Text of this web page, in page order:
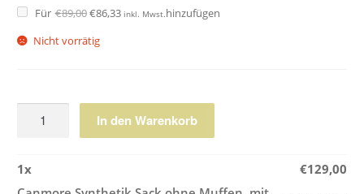
Für €89,00Ursprünglicher
Preis
€89,00
€86,33Aktueller
Preis
inkl. Mwst.hinzufügen
Nicht vorrätig
Canmore
ohne
Muffen,
In den Warenkorb
1x €129,00